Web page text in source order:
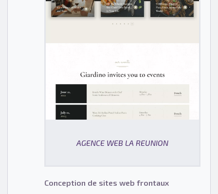
AGENCE WEB LA REUNION
Conception de sites web frontaux